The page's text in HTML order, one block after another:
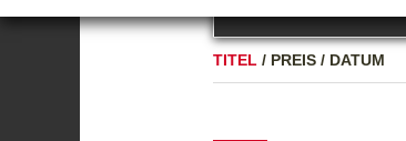
TITEL / PREIS / DATUM